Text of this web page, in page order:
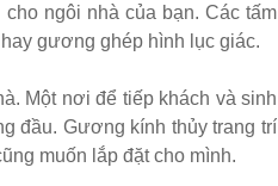
ngôi nhà của bạn. Các tấm
gương ghép hình lục giác.
Một nơi để tiếp khách và sinh
đầu. Gương kính thủy trang trí
muốn lắp đặt cho mình.